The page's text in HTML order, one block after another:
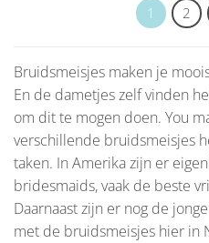
1 2
Bruidsmeisjes maken je
En de dametjes zelf vinden
om dit te mogen doen. You
verschillende bruidsmeisjes
taken. In Amerika zijn er
bridesmaids, vaak de beste
Daarnaast zijn er nog de
met de bruidsmeisjes hier in